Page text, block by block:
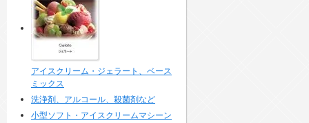
アイスクリーム・ジェラート、ベース
ミックス
洗浄剤、アルコール、殺菌剤など
小型ソフト・アイスクリームマシーン